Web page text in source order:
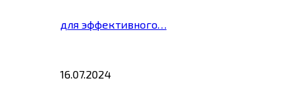
для эффективного…
16.07.2024